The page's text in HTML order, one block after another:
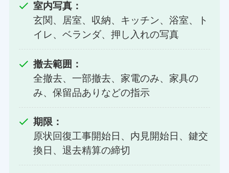
室内写真：
玄関、居室、収納、キッチン、浴室、ト
イレ、ベランダ、押し入れの写真
撤去範囲：
全撤去、一部撤去、家電のみ、家具の
み、保留品ありなどの指示
期限：
原状回復工事開始日、内見開始日、鍵交
換日、退去精算の締切